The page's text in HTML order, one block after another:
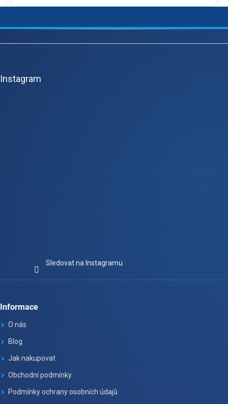
Z
Instagram
Sledovat na Instagramu
Informace
O nás
Blog
Jak nakupovat
Obchodní podmínky
Podmínky ochrany osobních údajů